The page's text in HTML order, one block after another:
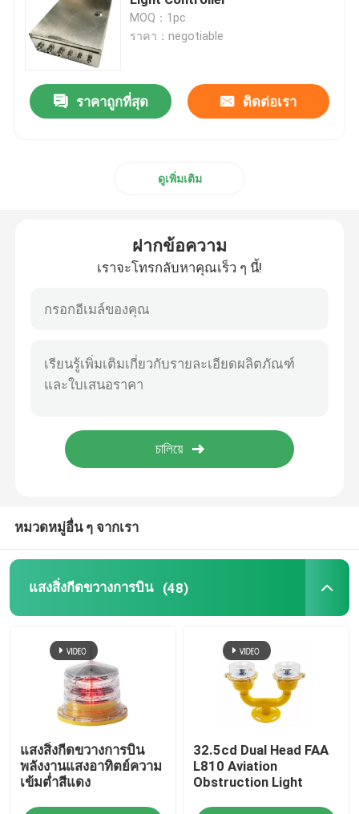
ลานจอดเฮลิคอปเตอร์ลานจอดเฮลิคอปเตอร์
โคมไฟมารีน
ไฟ Airport Taxiway
ไฟนำทางพลังงานแสงอาทิตย์
MOQ：1pc
ราคา：negotiable
ราคาถูกที่สุด ติดต่อเรา
ดูเพิ่มเติม
ฝากข้อความ
เราจะโทรกลับหาคุณเร็ว ๆ นี้!
หมวดหมู่อื่น ๆ จากเรา
แสงสิ่งกีดขวางการบิน (48)
แสงสิ่งกีดขวางการบิน
พลังงานแสงอาทิตย์ความ
เข้มต่ำสีแดง
32.5cd Dual Head FAA
L810 Aviation
Obstruction Light